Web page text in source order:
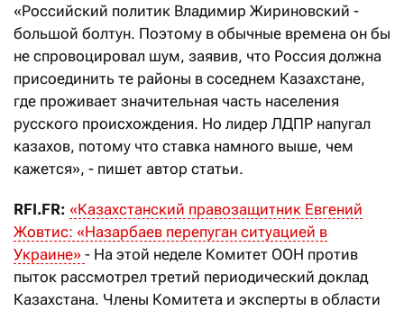
«Российский политик Владимир Жириновский -
большой болтун. Поэтому в обычные времена он бы
не спровоцировал шум, заявив, что Россия должна
присоединить те районы в соседнем Казахстане,
где проживает значительная часть населения
русского происхождения. Но лидер ЛДПР напугал
казахов, потому что ставка намного выше, чем
кажется», - пишет автор статьи.
RFI.FR: «Казахстанский правозащитник Евгений
Жовтис: «Назарбаев перепуган ситуацией в
Украине» - На этой неделе Комитет ООН против
пыток рассмотрел третий периодический доклад
Казахстана. Члены Комитета и эксперты в области